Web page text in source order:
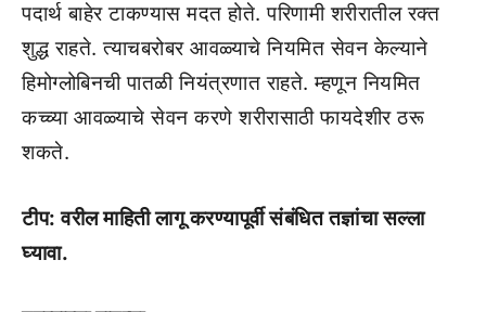
पदार्थ बाहेर टाकण्यास मदत होते. परिणामी शरीरातील रक्त
शुद्ध राहते. त्याचबरोबर आवळ्याचे नियमित सेवन केल्याने
हिमोग्लोबिनची पातळी नियंत्रणात राहते. म्हणून नियमित
कच्च्या आवळ्याचे सेवन करणे शरीरासाठी फायदेशीर ठरू
शकते.
टीप: वरील माहिती लागू करण्यापूर्वी संबंधित तज्ञांचा सल्ला
घ्यावा.